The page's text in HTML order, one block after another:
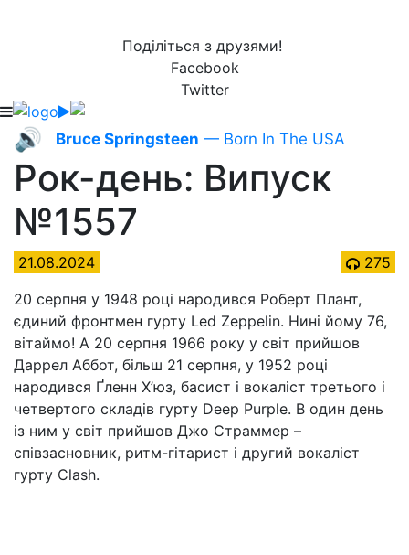
Поділіться з друзями!
Facebook
Twitter
🔊 Bruce Springsteen — Born In The USA
Рок-день: Випуск
№1557
21.08.2024
275
20 серпня у 1948 році народився Роберт Плант,
єдиний фронтмен гурту Led Zeppelin. Нині йому 76,
вітаймо! А 20 серпня 1966 року у світ прийшов
Даррел Аббот, більш 21 серпня, у 1952 році
народився Ґленн Х’юз, басист і вокаліст третього і
четвертого складів гурту Deep Purple. В один день
із ним у світ прийшов Джо Страммер –
співзасновник, ритм-гітарист і другий вокаліст
гурту Clash.